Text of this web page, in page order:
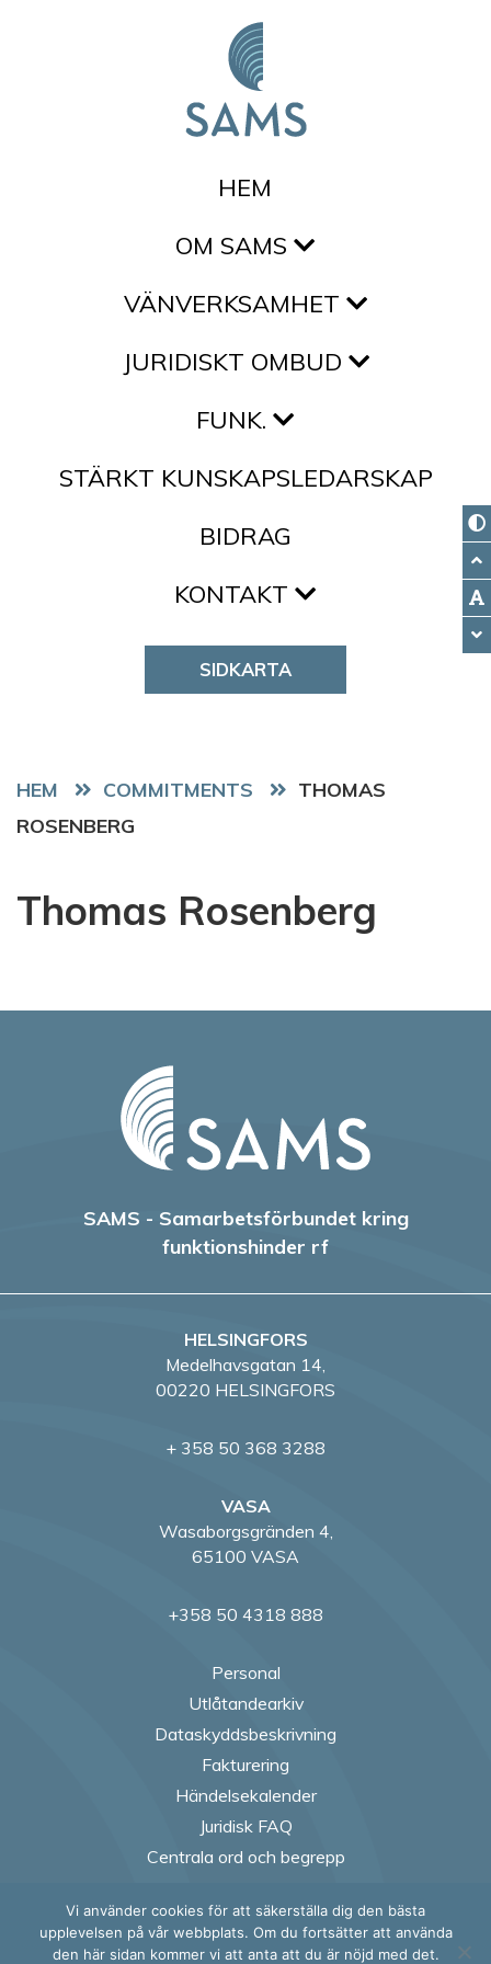
HEM
OM SAMS
VÄNVERKSAMHET
JURIDISKT OMBUD
FUNK.
STÄRKT KUNSKAPSLEDARSKAP
BIDRAG
KONTAKT
SIDKARTA
HEM COMMITMENTS
THOMAS
ROSENBERG
Thomas Rosenberg
SAMS - Samarbetsförbundet kring
funktionshinder rf
HELSINGFORS
Medelhavsgatan 14,
00220 HELSINGFORS
+ 358 50 368 3288
VASA
Wasaborgsgränden 4,
65100 VASA
+358 50 4318 888
Personal
Utlåtandearkiv
Dataskyddsbeskrivning
Fakturering
Händelsekalender
Juridisk FAQ
Centrala ord och begrepp
Follow us on
Follow us on
Follow
Vi använder cookies för att säkerställa dig den bästa
upplevelsen på vår webbplats. Om du fortsätter att använda
den här sidan kommer vi att anta att du är nöjd med det.